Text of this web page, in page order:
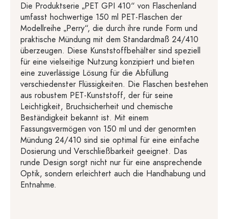
Die Produktserie „PET GPI 410“ von Flaschenland
umfasst hochwertige 150 ml PET-Flaschen der
Modellreihe „Perry“, die durch ihre runde Form und
praktische Mündung mit dem Standardmaß 24/410
überzeugen. Diese Kunststoffbehälter sind speziell
für eine vielseitige Nutzung konzipiert und bieten
eine zuverlässige Lösung für die Abfüllung
verschiedenster Flüssigkeiten. Die Flaschen bestehen
aus robustem PET-Kunststoff, der für seine
Leichtigkeit, Bruchsicherheit und chemische
Beständigkeit bekannt ist. Mit einem
Fassungsvermögen von 150 ml und der genormten
Mündung 24/410 sind sie optimal für eine einfache
Dosierung und Verschließbarkeit geeignet. Das
runde Design sorgt nicht nur für eine ansprechende
Optik, sondern erleichtert auch die Handhabung und
Entnahme.